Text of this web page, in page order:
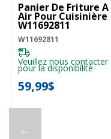
←
Panier De Friture À
Air Pour Cuisinière
W11692811
W11692811
Veuillez nous contacter
pour la disponibilité
59,99$